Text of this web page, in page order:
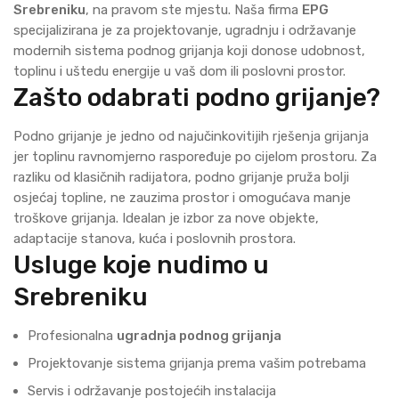
Srebreniku, na pravom ste mjestu. Naša firma EPG
specijalizirana je za projektovanje, ugradnju i održavanje
modernih sistema podnog grijanja koji donose udobnost,
toplinu i uštedu energije u vaš dom ili poslovni prostor.
Zašto odabrati podno grijanje?
Podno grijanje je jedno od najučinkovitijih rješenja grijanja
jer toplinu ravnomjerno raspoređuje po cijelom prostoru. Za
razliku od klasičnih radijatora, podno grijanje pruža bolji
osjećaj topline, ne zauzima prostor i omogućava manje
troškove grijanja. Idealan je izbor za nove objekte,
adaptacije stanova, kuća i poslovnih prostora.
Usluge koje nudimo u
Srebreniku
Profesionalna ugradnja podnog grijanja
Projektovanje sistema grijanja prema vašim potrebama
Servis i održavanje postojećih instalacija